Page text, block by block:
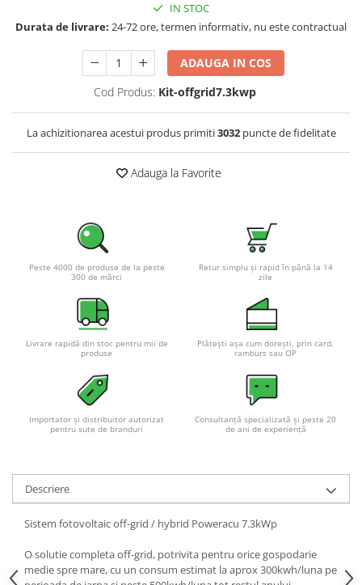
Invertoare Hibrid
Invertoare On-grid
Invertoare Off-grid
Controlere solare
Convertoare de tensiune
Pachete complete stocare energie
Sisteme de Stocare Comerciale
Sisteme fotovoltaice de putere
mica (rulota/caravan/case de
vacanta)
Sisteme fotovoltaice profesionale
Pachete sisteme fotovoltaice
Statii de incarcare vehicule
electrice
Statii de incarcare
electrice
Prize de incarcare vehicule
electrice
Turbine eoliene pentru casă
IN STOC
Durata de livrare: 24-72 ore, termen informativ, nu este contractual
ADAUGA IN COS
Cod Produs: Kit-offgrid7.3kwp
La achizitionarea acestui produs primiti3032puncte de fidelitate
Adauga la Favorite
Peste 4000 de produse de la peste
300 de mărci
Retur simplu și rapid în până la 14
zile
Livrare rapidă din stoc pentru mii de
produse
Plătești așa cum dorești, prin card,
ramburs sau OP
Importator și distribuitor autorizat
pentru sute de branduri
Consultanță specializată și peste 20
de ani de experiență
Descriere
Sistem fotovoltaic off-grid / hybrid Poweracu 7.3kWp
O solutie completa off-grid, potrivita pentru orice gospodarie
medie spre mare, cu un consum estimat la aprox 300kwh/luna pe